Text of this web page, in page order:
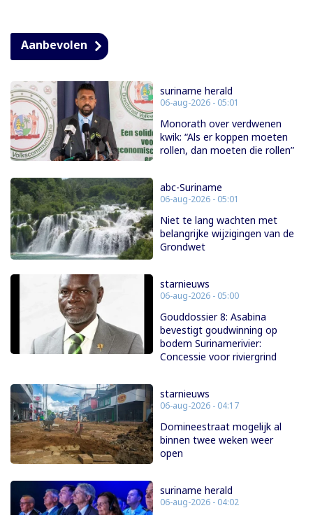
Aanbevolen
suriname herald
06-aug-2026 - 05:01
Monorath over verdwenen
kwik: “Als er koppen moeten
rollen, dan moeten die rollen”
abc-Suriname
06-aug-2026 - 05:01
Niet te lang wachten met
belangrijke wijzigingen van de
Grondwet
starnieuws
06-aug-2026 - 05:00
Gouddossier 8: Asabina
bevestigt goudwinning op
bodem Surinamerivier:
Concessie voor riviergrind
starnieuws
06-aug-2026 - 04:17
Domineestraat mogelijk al
binnen twee weken weer
open
suriname herald
06-aug-2026 - 04:02